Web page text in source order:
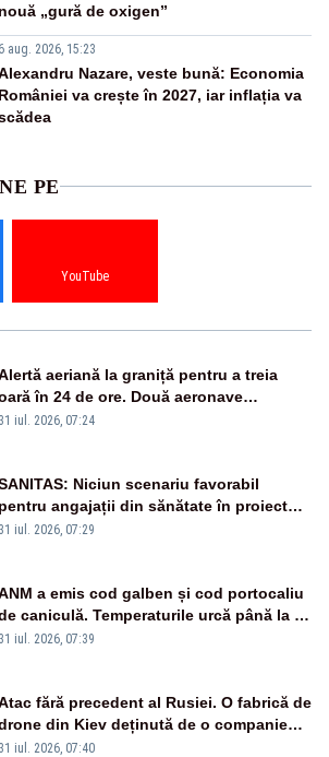
nouă „gură de oxigen”
6 aug. 2026, 15:23
Nazare, veste bună: Economia
României va crește în 2027, iar inflația va
PE
YouTube
aeriană la graniță pentru a treia
în 24 de ore. Două aeronave
Eurofighter britanice au fost ridicate de la
31 iul. 2026, 07:24
Niciun scenariu favorabil
pentru angajații din sănătate în proiectul
Legii salarizării
31 iul. 2026, 07:29
a emis cod galben și cod portocaliu
caniculă. Temperaturile urcă până la 38
de grade, iar nopțile devin tropicale
31 iul. 2026, 07:39
fără precedent al Rusiei. O fabrică de
din Kiev deținută de o companie
americană, distrusă de o rachetă
31 iul. 2026, 07:40